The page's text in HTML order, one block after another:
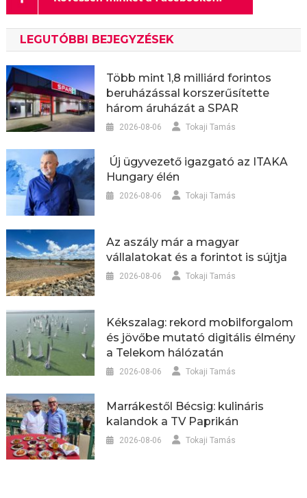
LEGUTÓBBI BEJEGYZÉSEK
Több mint 1,8 milliárd forintos
beruházással korszerűsítette
három áruházát a SPAR
2026-08-06 Tokaji Tamás
Új ügyvezető igazgató az ITAKA
Hungary élén
2026-08-06 Tokaji Tamás
Az aszály már a magyar
vállalatokat és a forintot is sújtja
2026-08-06 Tokaji Tamás
Kékszalag: rekord mobilforgalom
és jövőbe mutató digitális élmény
a Telekom hálózatán
2026-08-06 Tokaji Tamás
Marrákestől Bécsig: kulináris
kalandok a TV Paprikán
2026-08-06 Tokaji Tamás